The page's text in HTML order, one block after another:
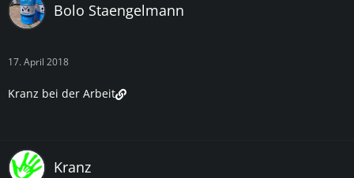
Bolo Staengelmann
17. April 2018
Kranz bei der Arbeit
Kranz